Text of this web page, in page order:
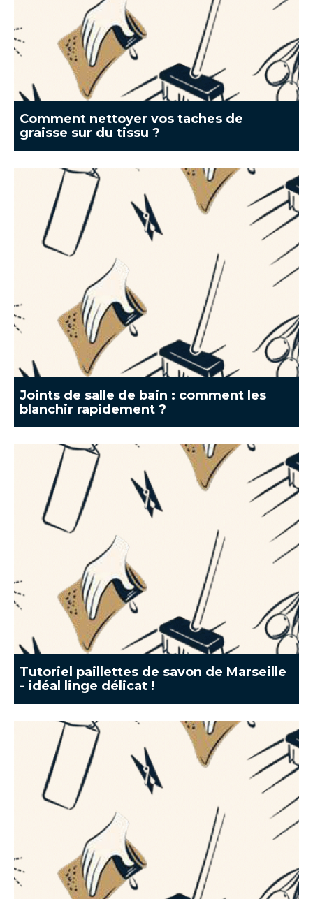
Comment nettoyer vos taches de
graisse sur du tissu ?
Joints de salle de bain : comment les
blanchir rapidement ?
Tutoriel paillettes de savon de Marseille
- idéal linge délicat !